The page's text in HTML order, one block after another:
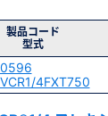
製品コード
型式
4FXT750